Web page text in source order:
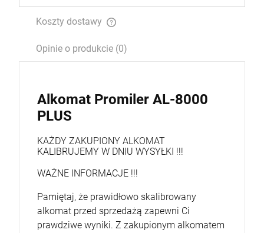
Koszty dostawy
Opinie o produkcie (0)
Alkomat Promiler AL-8000
PLUS
KAŻDY ZAKUPIONY ALKOMAT
KALIBRUJEMY W DNIU WYSYŁKI !!!
WAŻNE INFORMACJE !!!
Pamiętaj, że prawidłowo skalibrowany
alkomat przed sprzedażą zapewni Ci
prawdziwe wyniki. Z zakupionym alkomatem